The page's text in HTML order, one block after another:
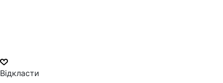
Відкласти